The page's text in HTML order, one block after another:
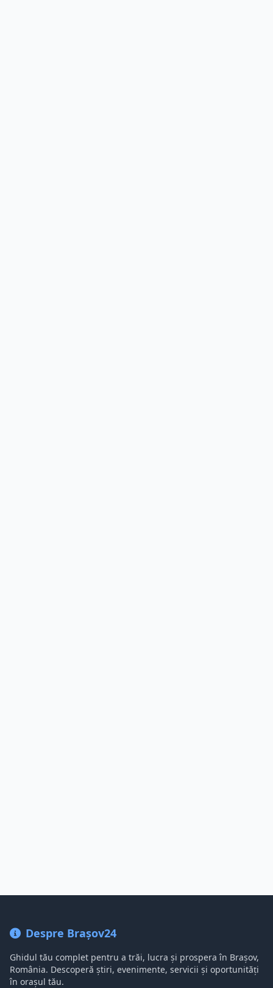
Despre Brașov24
Ghidul tău complet pentru a trăi, lucra și prospera în Brașov,
România. Descoperă știri, evenimente, servicii și oportunități
în orașul tău.